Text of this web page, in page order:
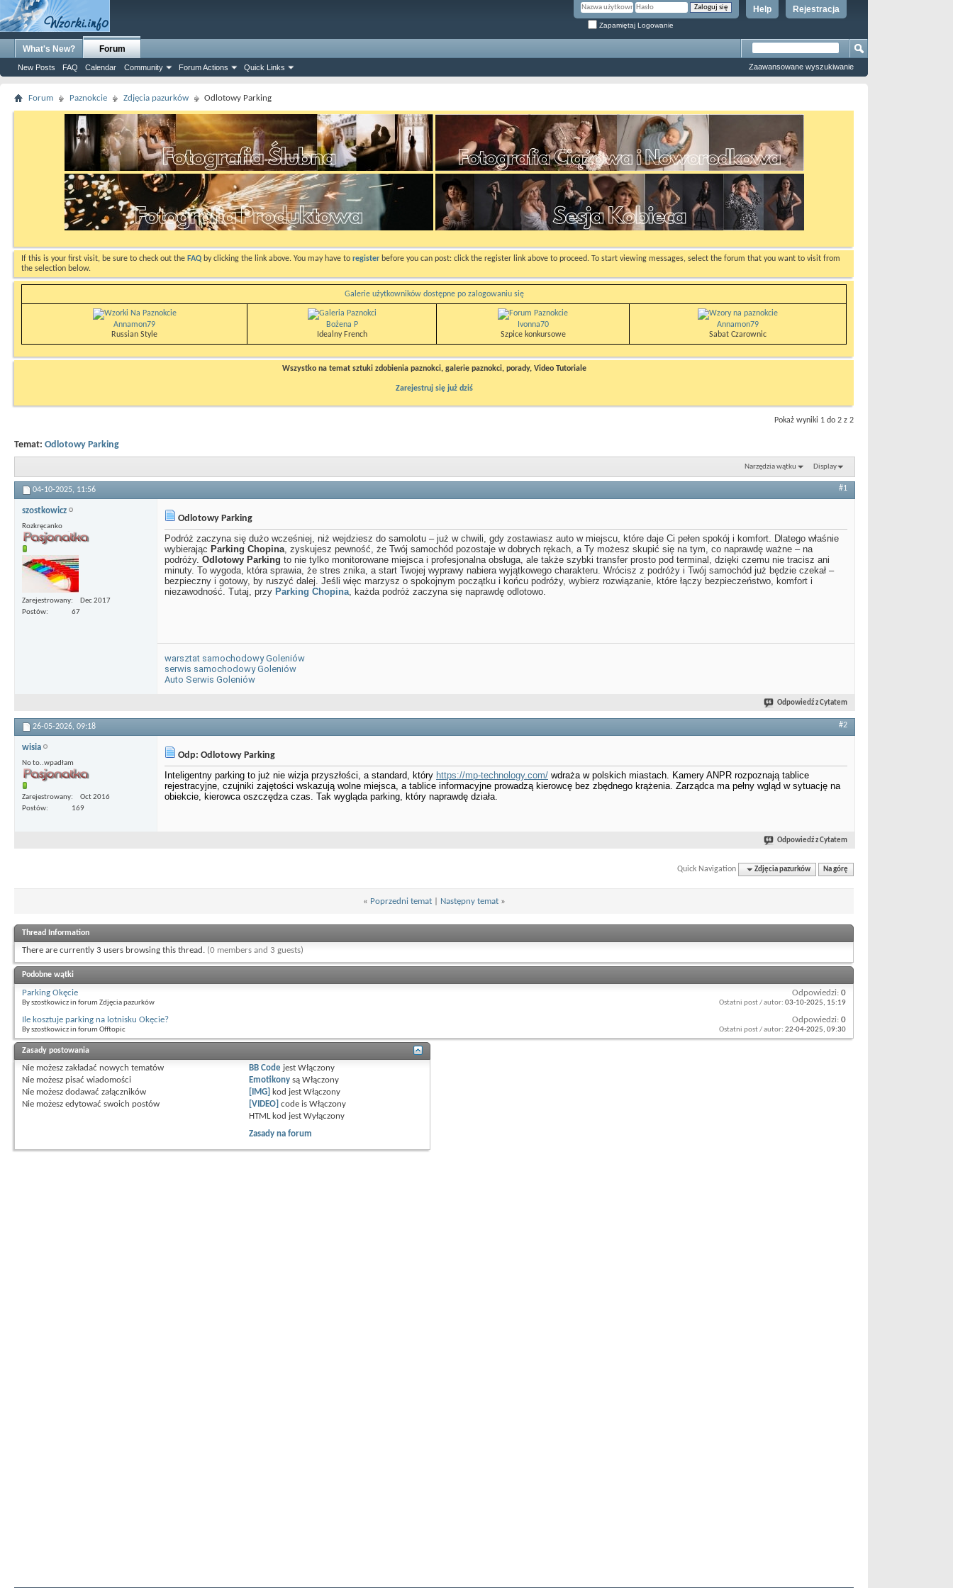
Rejestracja
Help
Zapamiętaj Logowanie
What's New? Forum
New Posts FAQ Calendar Community Forum Actions Quick Links Zaawansowane wyszukiwanie
Forum Paznokcie Zdjęcia pazurków Odlotowy Parking
If this is your first visit, be sure to check out the FAQ by clicking the link above. You may have to register before you can post: click the register link above to proceed. To start viewing messages, select the forum that you want to visit from
the selection below.
Galerie użytkowników dostępne po zalogowaniu się
Annamon79
Russian Style
Bożena P
Idealny French
Ivonna70
Szpice konkursowe
Annamon79
Sabat Czarownic
Wszystko na temat sztuki zdobienia paznokci, galerie paznokci, porady, Video Tutoriale
Zarejestruj się już dziś
Pokaż wyniki 1 do 2 z 2
Temat: Odlotowy Parking
Narzędzia wątku Display
04-10-2025, 11:56 #1
szostkowicz
Rozkręcanko
Zarejestrowany
Dec 2017
Postów
67
Odlotowy Parking
Podróż zaczyna się dużo wcześniej, niż wejdziesz do samolotu – już w chwili, gdy zostawiasz auto w miejscu, które daje Ci pełen spokój i komfort. Dlatego właśnie
wybierając Parking Chopina, zyskujesz pewność, że Twój samochód pozostaje w dobrych rękach, a Ty możesz skupić się na tym, co naprawdę ważne – na
podróży. Odlotowy Parking to nie tylko monitorowane miejsca i profesjonalna obsługa, ale także szybki transfer prosto pod terminal, dzięki czemu nie tracisz ani
minuty. To wygoda, która sprawia, że stres znika, a start Twojej wyprawy nabiera wyjątkowego charakteru. Wrócisz z podróży i Twój samochód już będzie czekał –
bezpieczny i gotowy, by ruszyć dalej. Jeśli więc marzysz o spokojnym początku i końcu podróży, wybierz rozwiązanie, które łączy bezpieczeństwo, komfort i
niezawodność. Tutaj, przy Parking Chopina, każda podróż zaczyna się naprawdę odlotowo.
warsztat samochodowy Goleniów
serwis samochodowy Goleniów
Auto Serwis Goleniów
Odpowiedź z Cytatem
26-05-2026, 09:18 #2
wisia
No to..wpadłam
Zarejestrowany
Oct 2016
Postów
169
Odp: Odlotowy Parking
Inteligentny parking to już nie wizja przyszłości, a standard, który https://mp-technology.com/ wdraża w polskich miastach. Kamery ANPR rozpoznają tablice
rejestracyjne, czujniki zajętości wskazują wolne miejsca, a tablice informacyjne prowadzą kierowcę bez zbędnego krążenia. Zarządca ma pełny wgląd w sytuację na
obiekcie, kierowca oszczędza czas. Tak wygląda parking, który naprawdę działa.
Odpowiedź z Cytatem
Quick Navigation Zdjęcia pazurków Na górę
« Poprzedni temat| Następny temat »
Thread Information
There are currently 3 users browsing this thread. (0 members and 3 guests)
Podobne wątki
Parking Okęcie
By szostkowicz in forum Zdjęcia pazurków
Odpowiedzi: 0
Ostatni post / autor: 03-10-2025, 15:19
Ile kosztuje parking na lotnisku Okęcie?
By szostkowicz in forum Offtopic
Odpowiedzi: 0
Ostatni post / autor: 22-04-2025, 09:30
Zasady postowania
Nie możesz zakładać nowych tematów
Nie możesz pisać wiadomości
Nie możesz dodawać załączników
Nie możesz edytować swoich postów
BB Code jestWłączony
Emotikony sąWłączony
[IMG]
kod jestWłączony
[VIDEO] code isWłączony
HTML kod jestWyłączony
Zasady na forum